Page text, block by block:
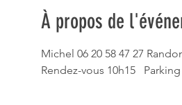
À propos de
Michel 06 20 58 47 27
Rendez-vous 10h15